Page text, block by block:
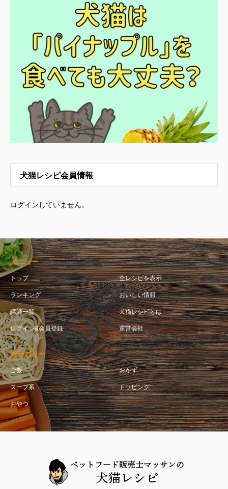
犬猫レシピ会員情報
ログインしていません。
メニュー
トップ 全レシピを表示
ランキング おいしい情報
講師一覧 犬猫レシピとは
ログイン&会員登録 運営会社
カテゴリー
ご飯 おかず
スープ系 トッピング
おやつ